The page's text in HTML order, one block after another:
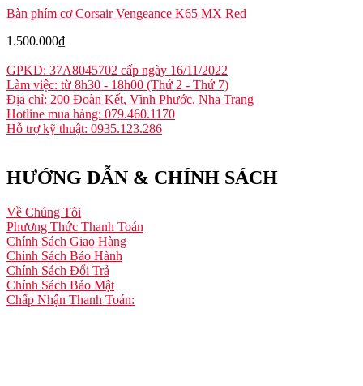
Bàn phím cơ Corsair Vengeance K65 MX Red
1.500.000₫
GPKD: 37A8045702 cấp ngày 16/11/2022
Làm việc: từ 8h30 - 18h00 (Thứ 2 - Thứ 7)
Địa chỉ: 200 Đoàn Kết, Vĩnh Phước, Nha Trang
Hotline mua hàng: 079.460.1170
Hỗ trợ kỹ thuật: 0935.123.286
HƯỚNG DẪN & CHÍNH SÁCH
Về Chúng Tôi
Phương Thức Thanh Toán
Chính Sách Giao Hàng
Chính Sách Bảo Hành
Chính Sách Đổi Trả
Chính Sách Bảo Mật
Chấp Nhận Thanh Toán: